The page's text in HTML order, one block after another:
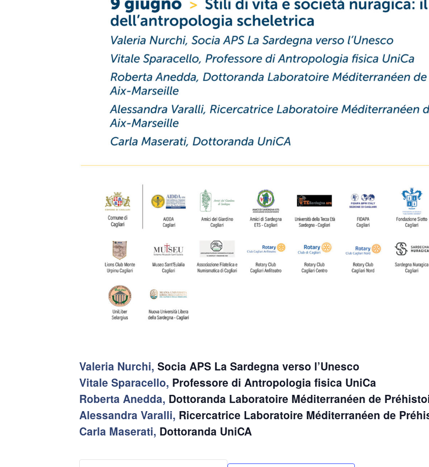
Valeria Nurchi, Socia APS La Sardegna verso l’Unesco
Vitale Sparacello, Professore di Antropologia fisica UniCa
Roberta Anedda, Dottoranda Laboratoire Méditerranéen de
Alessandra Varalli, Ricercatrice Laboratoire Méditerranéen de
Carla Maserati, Dottoranda UniCA